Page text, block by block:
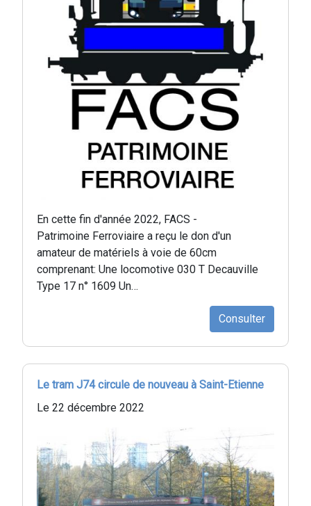
En cette fin d'année 2022, FACS -
Patrimoine Ferroviaire a reçu le don d'un
amateur de matériels à voie de 60cm
comprenant: Une locomotive 030 T Decauville
Type 17 n° 1609 Un…
Consulter
Le tram J74 circule de nouveau à Saint-Etienne
Le 22 décembre 2022